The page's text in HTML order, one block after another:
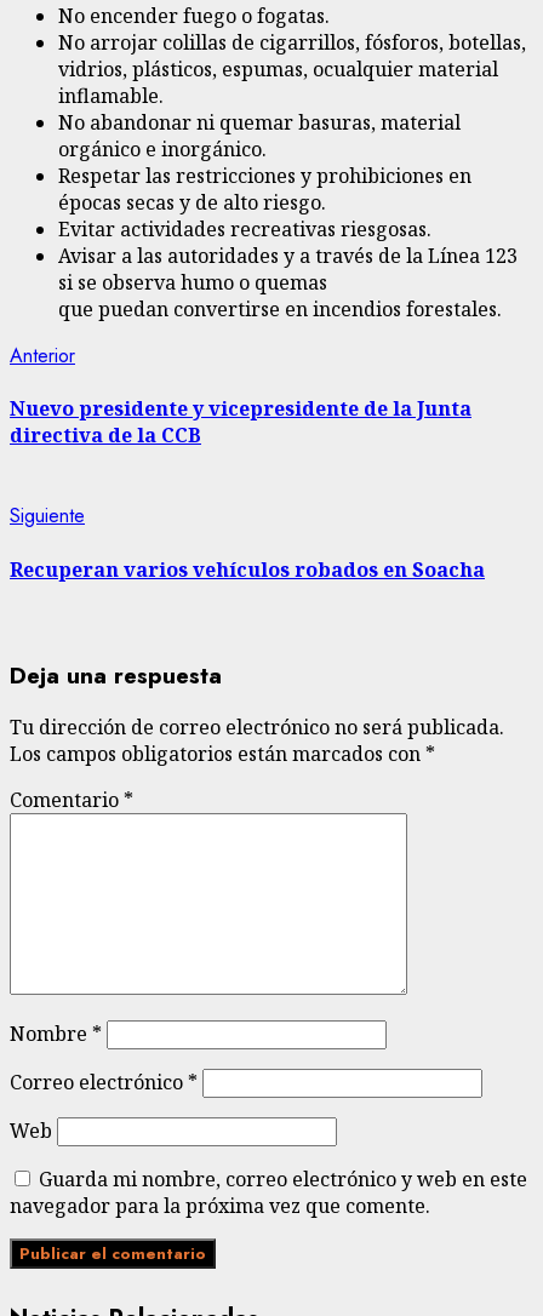
No encender fuego o fogatas.
No arrojar colillas de cigarrillos, fósforos, botellas,
vidrios, plásticos, espumas, ocualquier material
inflamable.
No abandonar ni quemar basuras, material
orgánico e inorgánico.
Respetar las restricciones y prohibiciones en
épocas secas y de alto riesgo.
Evitar actividades recreativas riesgosas.
Avisar a las autoridades y a través de la Línea 123
si se observa humo o quemas
que puedan convertirse en incendios forestales.
Sigue
leyendo
AnteriorEntrada
Nuevo presidente y vicepresidente de la Junta
directiva de la CCB
Siguiente
Recuperan varios vehículos robados en Soacha
Deja una respuesta
Tu dirección de correo electrónico no será publicada.
Los campos obligatorios están marcados con *
Comentario *
Nombre *
Correo electrónico *
Web
Guarda mi nombre, correo electrónico y web en este
navegador para la próxima vez que comente.